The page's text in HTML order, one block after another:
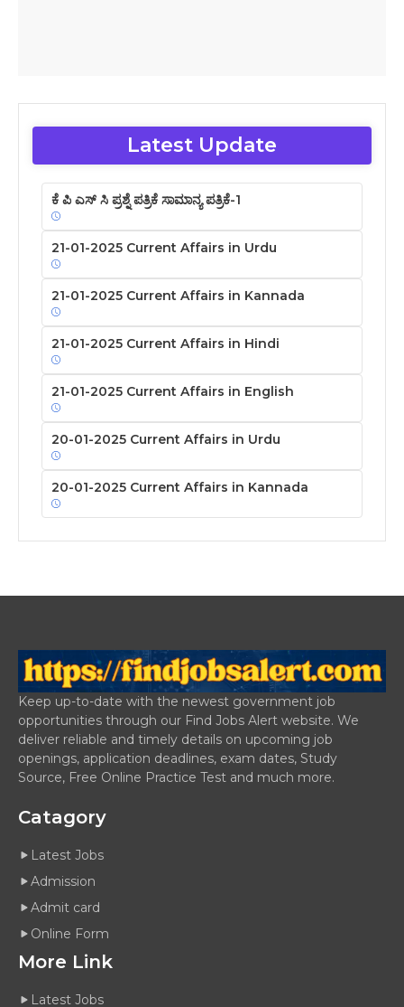
Latest Update
ಕೆ ಪಿ ಎಸ್ ಸಿ ಪ್ರಶ್ನೆ ಪತ್ರಿಕೆ ಸಾಮಾನ್ಯ ಪತ್ರಿಕೆ-1
21-01-2025 Current Affairs in Urdu
21-01-2025 Current Affairs in Kannada
21-01-2025 Current Affairs in Hindi
21-01-2025 Current Affairs in English
20-01-2025 Current Affairs in Urdu
20-01-2025 Current Affairs in Kannada
Keep up-to-date with the newest government job
opportunities through our Find Jobs Alert website. We
deliver reliable and timely details on upcoming job
openings, application deadlines, exam dates, Study
Source, Free Online Practice Test and much more.
Catagory
Latest Jobs
Admission
Admit card
Online Form
More Link
Latest Jobs